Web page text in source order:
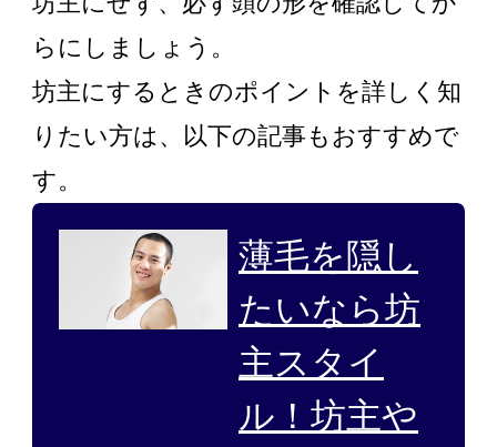
らにしましょう。
坊主にするときのポイントを詳しく知
りたい方は、以下の記事もおすすめで
す。
薄毛を隠し
たいなら坊
主スタイ
ル！坊主や